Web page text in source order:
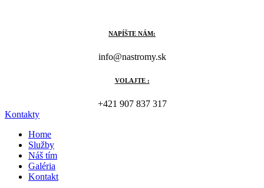
NAPÍŠTE NÁM:
info@nastromy.sk
VOLAJTE :
+421 907 837 317
Kontakty
Home
Služby
Náš tím
Galéria
Kontakt